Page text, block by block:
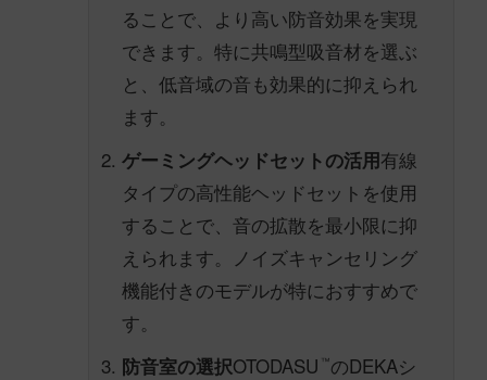
ることで、より高い防音効果を実現
できます。特に共鳴型吸音材を選ぶ
と、低音域の音も効果的に抑えられ
ます。
ゲーミングヘッドセットの活用有線
タイプの高性能ヘッドセットを使用
することで、音の拡散を最小限に抑
えられます。ノイズキャンセリング
機能付きのモデルが特におすすめで
す。
防音室の選択OTODASU ™のDEKAシ